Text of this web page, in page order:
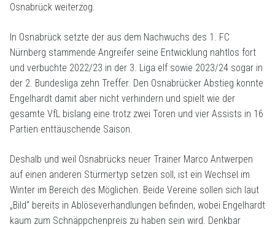
Osnabrück weiterzog.
In Osnabrück setzte der aus dem Nachwuchs des 1. FC
Nürnberg stammende Angreifer seine Entwicklung nahtlos fort
und verbuchte 2022/23 in der 3. Liga elf sowie 2023/24 sogar in
der 2. Bundesliga zehn Treffer. Den Osnabrücker Abstieg konnte
Engelhardt damit aber nicht verhindern und spielt wie der
gesamte VfL bislang eine trotz zwei Toren und vier Assists in 16
Partien enttäuschende Saison.
Deshalb und weil Osnabrücks neuer Trainer Marco Antwerpen
auf einen anderen Stürmertyp setzen soll, ist ein Wechsel im
Winter im Bereich des Möglichen. Beide Vereine sollen sich laut
„Bild“ bereits in Ablöseverhandlungen befinden, wobei Engelhardt
kaum zum Schnäppchenpreis zu haben sein wird. Denkbar